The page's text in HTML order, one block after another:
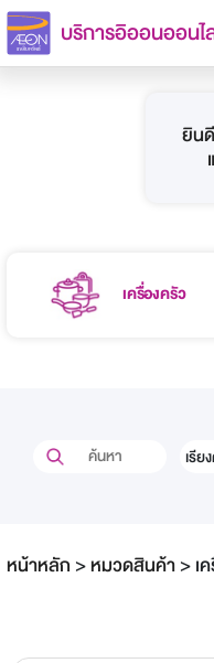
บริการอิออนออนไ
ยิน
เครื่องครัว
เรีย
หน้าหลัก >หมวดสินค้า>เ